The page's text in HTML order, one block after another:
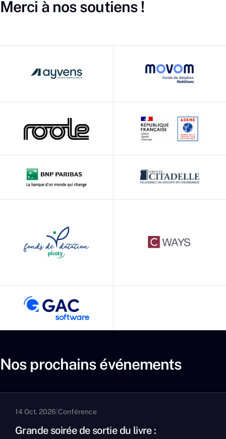
Merci à nos soutiens !
Nos prochains événements
14 Oct. 2026 Conférence
Grande soirée de sortie du livre :